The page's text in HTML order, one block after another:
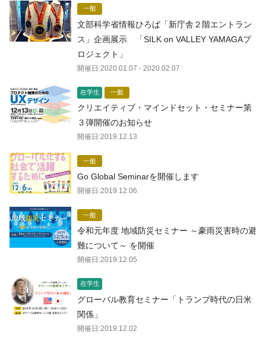
一般
文部科学省情報ひろば「新庁舎２階エントラン
ス」企画展示 「SILK on VALLEY YAMAGAプ
ロジェクト」
開催日:2020.01.07 - 2020.02.07
在学生 一般
クリエイティブ・マインドセット・セミナー第
３弾開催のお知らせ
開催日:2019.12.13
一般
Go Global Seminarを開催します
開催日:2019.12.06
一般
令和元年度 地域防災セミナー ～豪雨災害時の避
難について～ を開催
開催日:2019.12.05
在学生
グローバル教育セミナー「トランプ時代の日米
関係」
開催日:2019.12.02